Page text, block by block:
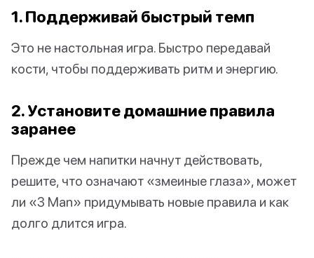
1. Поддерживай быстрый темп
Это не настольная игра. Быстро передавай
кости, чтобы поддерживать ритм и энергию.
2. Установите домашние правила
заранее
Прежде чем напитки начнут действовать,
решите, что означают «змеиные глаза», может
ли «3 Man» придумывать новые правила и как
долго длится игра.